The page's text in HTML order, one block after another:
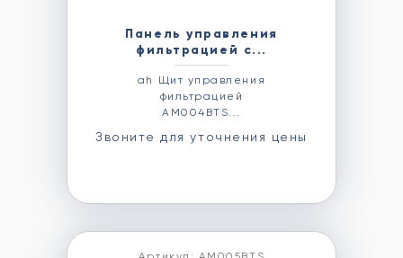
Панель управления
фильтрацией с...
ah Щит управления
фильтрацией
AM004BTS...
Звоните для уточнения цены